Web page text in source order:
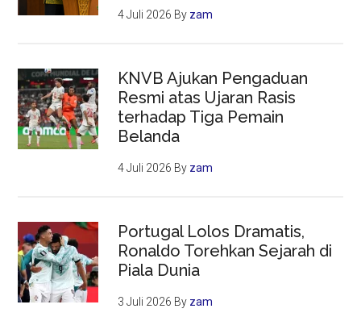
4 Juli 2026 By zam
KNVB Ajukan Pengaduan
Resmi atas Ujaran Rasis
terhadap Tiga Pemain
Belanda
4 Juli 2026 By zam
Portugal Lolos Dramatis,
Ronaldo Torehkan Sejarah di
Piala Dunia
3 Juli 2026 By zam